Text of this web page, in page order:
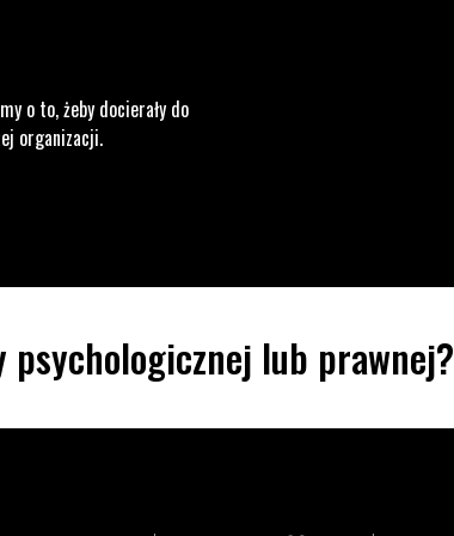
o to, żeby docierały do
organizacji.
psychologicznej lub prawnej?